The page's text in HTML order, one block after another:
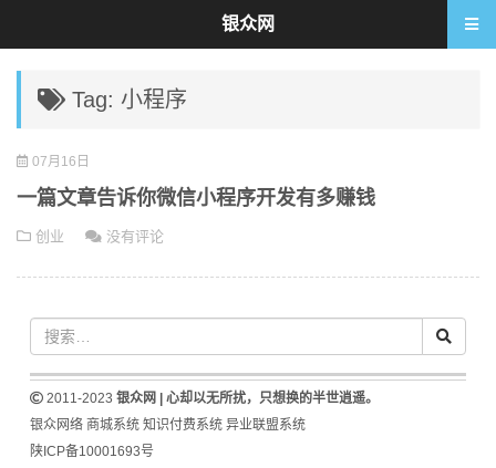
Tag: 小程序
07月16日
一篇文章告诉你微信小程序开发有多赚钱
创业 没有评论
2011-2023 银众网 | 心却以无所扰，只想换的半世逍遥。
银众网络 商城系统 知识付费系统 异业联盟系统
陕ICP备10001693号
银众网